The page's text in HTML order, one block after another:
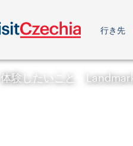
行き先
体験したいこと